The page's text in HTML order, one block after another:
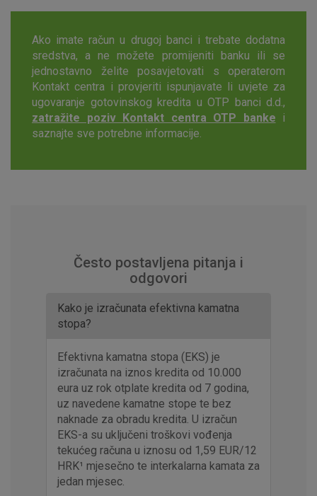
Ako imate račun u drugoj banci i trebate dodatna
sredstva, a ne možete promijeniti banku ili se
jednostavno želite posavjetovati s operaterom
Kontakt centra i provjeriti ispunjavate li uvjete za
ugovaranje gotovinskog kredita u OTP banci d.d.,
zatražite poziv Kontakt centra OTP banke i
saznajte sve potrebne informacije.
Često postavljena pitanja i
odgovori
Kako je izračunata efektivna kamatna
stopa?
Efektivna kamatna stopa (EKS) je
izračunata na iznos kredita od 10.000
eura uz rok otplate kredita od 7 godina,
uz navedene kamatne stope te bez
naknade za obradu kredita. U izračun
EKS-a su uključeni troškovi vođenja
tekućeg računa u iznosu od 1,59 EUR/12
HRK¹ mjesečno te interkalarna kamata za
jedan mjesec.
možete postaviti da blokira te kolačiće ili pošalje upozorenje
o njima, ali u tom slučaju neki dijelovi stranice neće raditi. Ti
kolačići ne pohranjuju nikakve informacije koje bi vas mogle
identificirati.
Detaljnije informacije o kolačićima